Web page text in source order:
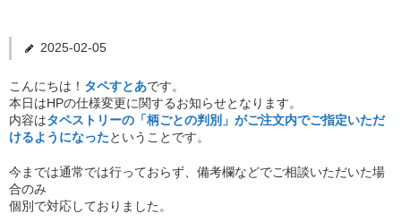
2025-02-05
こんにちは！ タペすとあです。
本日はHPの仕様変更に関するお知らせとなります。
内容はタペストリーの「柄ごとの判別」がご注文内でご指定いただ
けるようになったということです。
今までは通常では行っておらず、備考欄などでご相談いただいた場
合のみ
個別で対応しておりました。